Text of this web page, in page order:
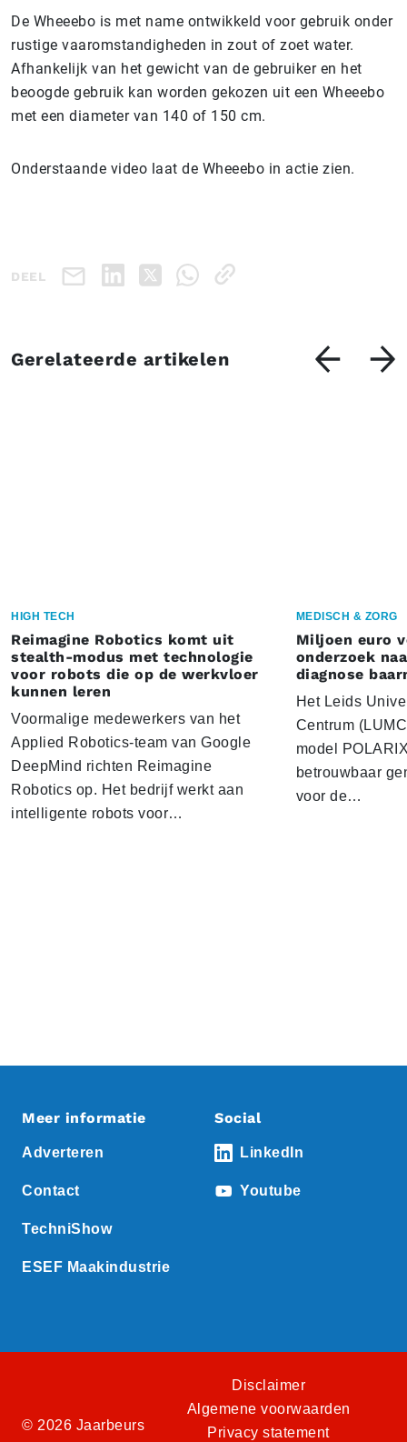
De Wheeebo is met name ontwikkeld voor gebruik onder
rustige vaaromstandigheden in zout of zoet water.
Afhankelijk van het gewicht van de gebruiker en het
beoogde gebruik kan worden gekozen uit een Wheeebo
met een diameter van 140 of 150 cm.
Onderstaande video laat de Wheeebo in actie zien.
DEEL
Gerelateerde artikelen
HIGH TECH
Reimagine Robotics komt uit
stealth-modus met technologie
voor robots die op de werkvloer
kunnen leren
Voormalige medewerkers van het
Applied Robotics-team van Google
DeepMind richten Reimagine
Robotics op. Het bedrijf werkt aan
intelligente robots voor…
MEDISCH & ZORG
Miljoen euro
onderzoek
diagnose
Het Leids
Centrum
model
betrouwbaar
voor de…
Meer informatie
Adverteren
Contact
TechniShow
ESEF Maakindustrie
Social
LinkedIn
Youtube
© 2026 Jaarbeurs
Disclaimer
Algemene voorwaarden
Privacy statement